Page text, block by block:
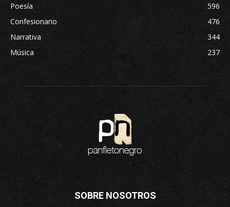
Poesía
596
Confesionario
476
Narrativa
344
Música
237
SOBRE NOSOTROS